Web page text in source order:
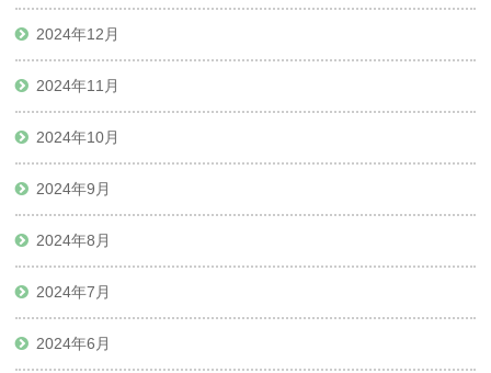
2024年12月
2024年11月
2024年10月
2024年9月
2024年8月
2024年7月
2024年6月